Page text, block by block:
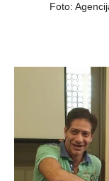
Foto: